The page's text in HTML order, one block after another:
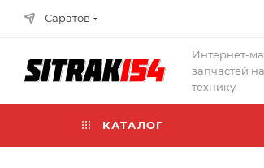
Саратов
Интернет-
запчастей
технику
КАТАЛОГ